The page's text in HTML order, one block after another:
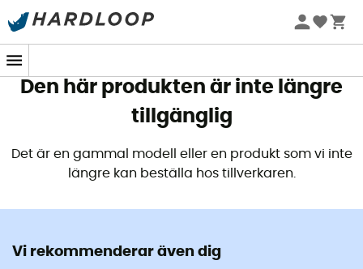
Sommarerbjudanden 🔥 -5 % EXTRA vid köp av 2 produkter*
Den här produkten är inte längre
tillgänglig
Det är en gammal modell eller en produkt som vi inte
längre kan beställa hos tillverkaren.
Vi rekommenderar även dig